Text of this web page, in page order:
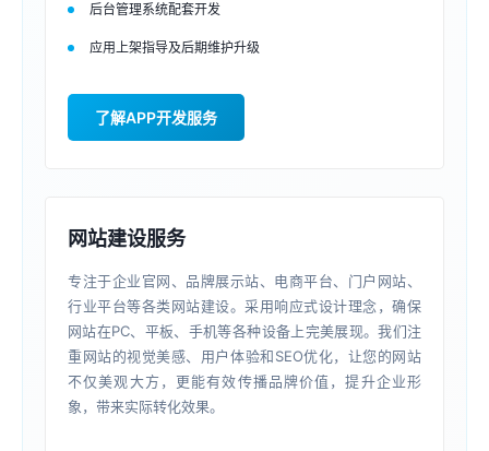
后台管理系统配套开发
应用上架指导及后期维护升级
了解APP开发服务
网站建设服务
专注于企业官网、品牌展示站、电商平台、门户网站、
行业平台等各类网站建设。采用响应式设计理念，确保
网站在PC、平板、手机等各种设备上完美展现。我们注
重网站的视觉美感、用户体验和SEO优化，让您的网站
不仅美观大方，更能有效传播品牌价值，提升企业形
象，带来实际转化效果。